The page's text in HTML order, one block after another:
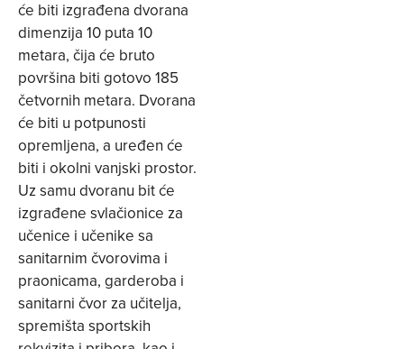
će biti izgrađena dvorana
dimenzija 10 puta 10
metara, čija će bruto
površina biti gotovo 185
četvornih metara. Dvorana
će biti u potpunosti
opremljena, a uređen će
biti i okolni vanjski prostor.
Uz samu dvoranu bit će
izgrađene svlačionice za
učenice i učenike sa
sanitarnim čvorovima i
praonicama, garderoba i
sanitarni čvor za učitelja,
spremišta sportskih